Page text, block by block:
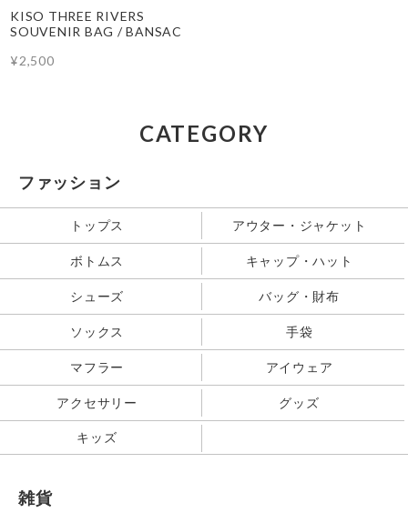
KISO THREE RIVERS
SOUVENIR BAG / BANSAC
¥2,500
CATEGORY
ファッション
トップス アウター・ジャケット
ボトムス キャップ・ハット
シューズ バッグ・財布
ソックス 手袋
マフラー アイウェア
アクセサリー グッズ
キッズ
雑貨